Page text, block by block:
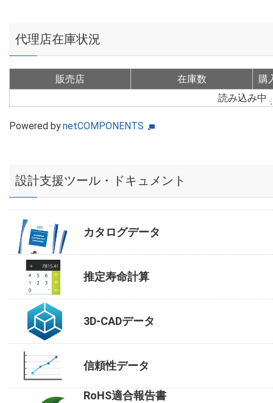
代理店在庫状況
販売店 在庫数
購
読み込み中
Powered bynetCOMPONENTS
設計支援ツール・ドキュメント
カタログデータ
推定寿命計算
3D-CADデータ
信頼性データ
RoHS適合報告書